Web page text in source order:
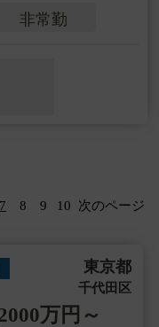
非常勤
7 8 9 10 次のページ
東京都
千代田区
万円～